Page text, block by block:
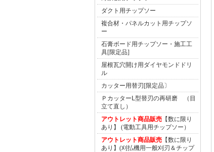
ダクト用チップソー
複合材・パネルカット用チップソ
ー
石膏ボード用チップソー・施工工
具[限定品]
屋根瓦穴開け用ダイヤモンドドリ
ル
カッター用替刃[限定品〕
ＰカッターⅬ型替刃の再研磨 （目
立て直し）
アウトレット商品販売 【数に限り
あり】 (電動工具用チップソー）
アウトレット商品販売 【数に限り
あり】(刈払機用一般刈刃＆チップ